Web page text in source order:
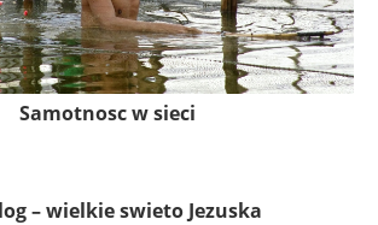
Samotnosc w sieci
– wielkie swieto Jezuska